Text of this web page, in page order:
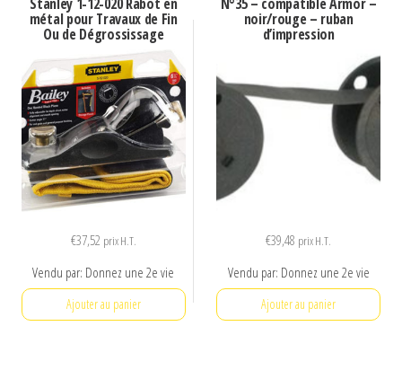
métal pour Travaux de Fin
Ou de Dégrossissage
€37,52 prix H.T.
Vendu par: Donnez une 2e vie
Ajouter au panier
noir/rouge – ruban
d’impression
€39,48 prix H.T.
Vendu par: Donnez une 2e vie
Ajouter au panier